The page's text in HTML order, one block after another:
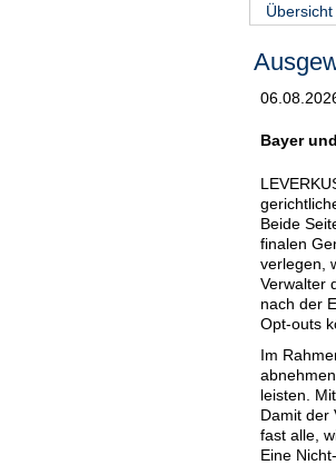
Übersicht
Bayer
Beide
finalen
verlegen,
Verwalter
nach der
Opt-outs
Im
leisten.
Damit der
fast alle,
Eine